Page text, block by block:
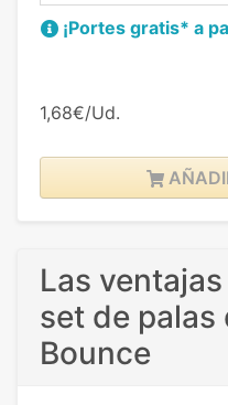
¡Portes gratis* a
1,68€/Ud.
Las
set de palas
Bounce